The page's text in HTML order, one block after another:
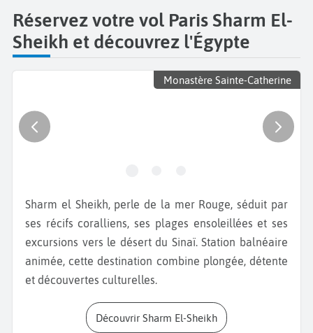
Réservez votre vol Paris Sharm El-
Sheikh et découvrez l'Égypte
Monastère Sainte-Catherine
Sharm el Sheikh, perle de la mer Rouge, séduit par
ses récifs coralliens, ses plages ensoleillées et ses
excursions vers le désert du Sinaï. Station balnéaire
animée, cette destination combine plongée, détente
et découvertes culturelles.
Découvrir Sharm El-Sheikh